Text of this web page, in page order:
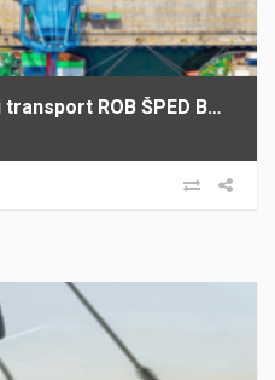
Medjunarodna špedicija i transport ROB ŠPED Beograd